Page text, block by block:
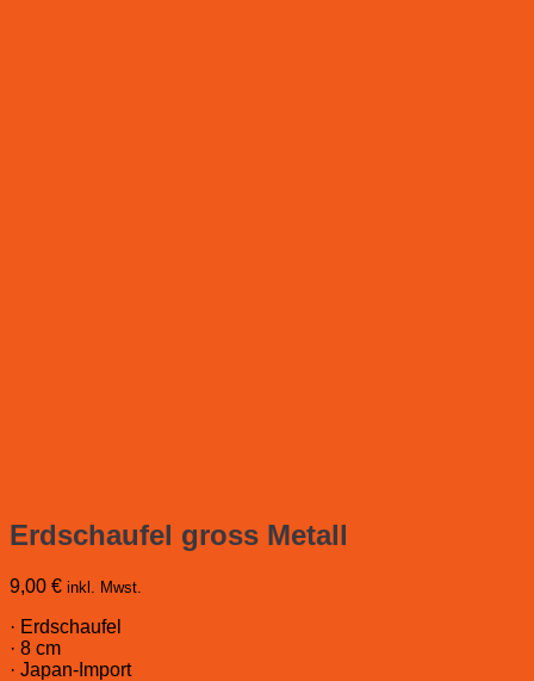
Erdschaufel gross Metall
9,00 € inkl. Mwst.
· Erdschaufel
· 8 cm
· Japan-Import